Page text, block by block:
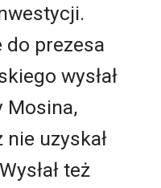
do prezesa
wysłał
Mosina,
uzyskał
też